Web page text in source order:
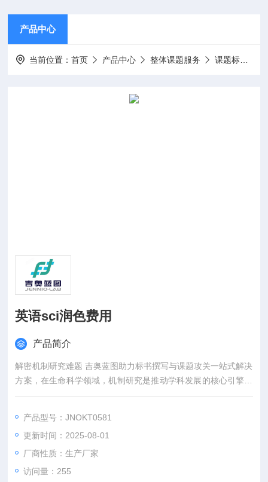
产品中心
当前位置：首页 产品中心 整体课题服务 课题标书设计项目申报
英语sci润色费用
产品简介
解密机制研究难题 吉奥蓝图助力标书撰写与课题攻关一站式解决
方案，在生命科学领域，机制研究是推动学科发展的核心引擎。
然而，从创新课题设计到高质量标书撰写，从复杂实验实施到科
困难、成果转化乏力。吉奥蓝图（JENNIO-LAB）依托全链式科
研平台与十年深耕经验，推出"机制研究课题全周期赋能计划"，
为科研工作者提供从理论创新到数据落地的完整解决方案。
产品型号：JNOKT0581
更新时间：2025-08-01
厂商性质：生产厂家
访问量：255